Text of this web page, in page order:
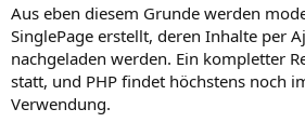
Aus eben diesem Grunde werden
SinglePage erstellt, deren Inhalte per
nachgeladen werden. Ein kompletter
statt, und PHP findet höchstens noch
Verwendung.